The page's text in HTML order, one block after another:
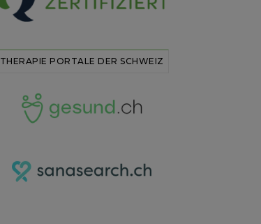
THERAPIE PORTALE DER SCHWEIZ